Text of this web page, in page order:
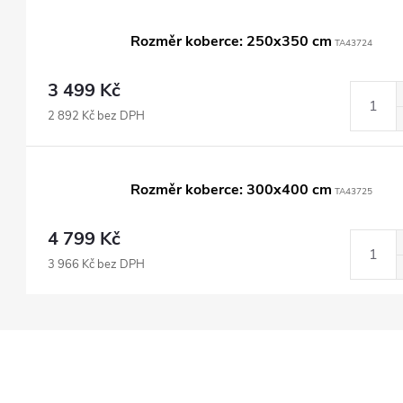
Rozměr koberce: 250x350 cm TA43724
3 499 Kč
2 892 Kč bez DPH
Rozměr koberce: 300x400 cm TA43725
4 799 Kč
3 966 Kč bez DPH